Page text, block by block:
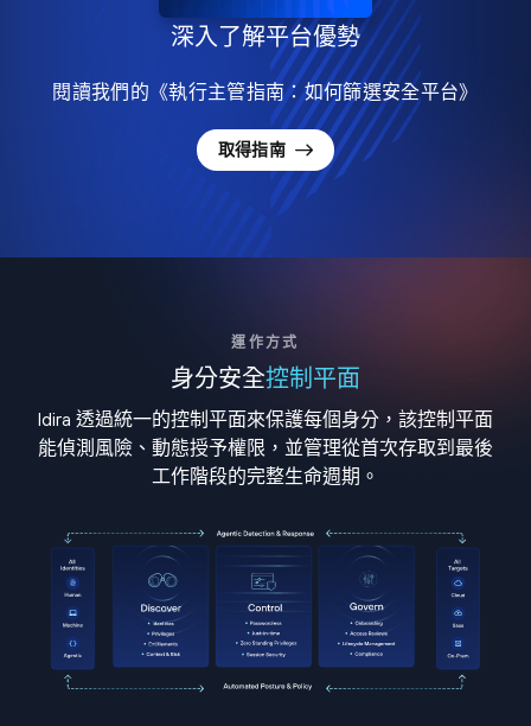
深入了解平台優勢
閱讀我們的《執行主管指南：如何篩選安全平台》
取得指南
運作方式
身分安全控制平面
Idira 透過統一的控制平面來保護每個身分，該控制平面
能偵測風險、動態授予權限，並管理從首次存取到最後
工作階段的完整生命週期。